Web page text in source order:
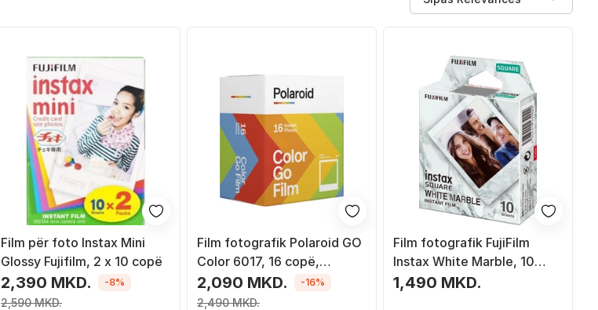
Film për foto Instax Mini
Glossy Fujifilm, 2 x 10 copë
2,390 MKD.
2,590 MKD.
-8%
Film fotografik Polaroid GO
Color 6017, 16 copë,
6.6x5.4 cm, kornizë e
bardhë
2,090 MKD.
2,490 MKD.
-16%
Film fotografik FujiFilm
Instax White Marble, 10
copë
1,490 MKD.